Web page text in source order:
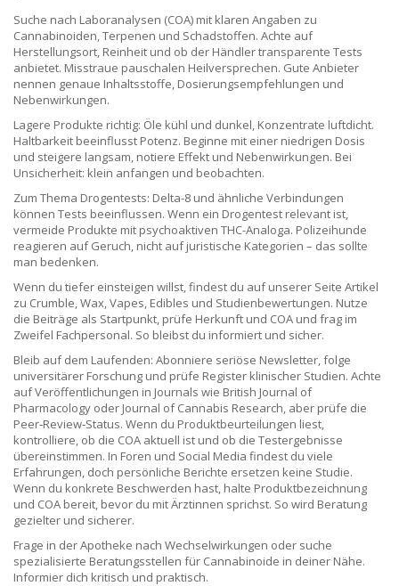
Suche nach Laboranalysen (COA) mit klaren Angaben zu
Cannabinoiden, Terpenen und Schadstoffen. Achte auf
Herstellungsort, Reinheit und ob der Händler transparente Tests
anbietet. Misstraue pauschalen Heilversprechen. Gute Anbieter
nennen genaue Inhaltsstoffe, Dosierungsempfehlungen und
Nebenwirkungen.
Lagere Produkte richtig: Öle kühl und dunkel, Konzentrate luftdicht.
Haltbarkeit beeinflusst Potenz. Beginne mit einer niedrigen Dosis
und steigere langsam, notiere Effekt und Nebenwirkungen. Bei
Unsicherheit: klein anfangen und beobachten.
Zum Thema Drogentests: Delta-8 und ähnliche Verbindungen
können Tests beeinflussen. Wenn ein Drogentest relevant ist,
vermeide Produkte mit psychoaktiven THC-Analoga. Polizeihunde
reagieren auf Geruch, nicht auf juristische Kategorien – das sollte
man bedenken.
Wenn du tiefer einsteigen willst, findest du auf unserer Seite Artikel
zu Crumble, Wax, Vapes, Edibles und Studienbewertungen. Nutze
die Beiträge als Startpunkt, prüfe Herkunft und COA und frag im
Zweifel Fachpersonal. So bleibst du informiert und sicher.
Bleib auf dem Laufenden: Abonniere seriöse Newsletter, folge
universitärer Forschung und prüfe Register klinischer Studien. Achte
auf Veröffentlichungen in Journals wie British Journal of
Pharmacology oder Journal of Cannabis Research, aber prüfe die
Peer‑Review‑Status. Wenn du Produktbeurteilungen liest,
kontrolliere, ob die COA aktuell ist und ob die Testergebnisse
übereinstimmen. In Foren und Social Media findest du viele
Erfahrungen, doch persönliche Berichte ersetzen keine Studie.
Wenn du konkrete Beschwerden hast, halte Produktbezeichnung
und COA bereit, bevor du mit Ärztinnen sprichst. So wird Beratung
gezielter und sicherer.
Frage in der Apotheke nach Wechselwirkungen oder suche
spezialisierte Beratungsstellen für Cannabinoide in deiner Nähe.
Informier dich kritisch und praktisch.